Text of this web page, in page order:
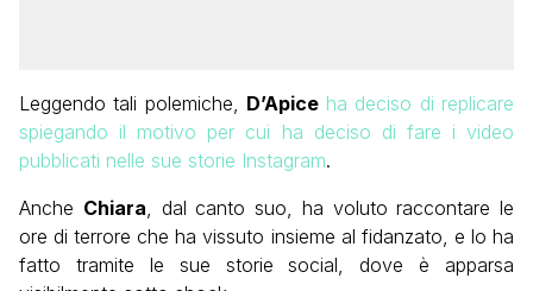
Leggendo tali polemiche, D’Apice ha deciso di replicare
spiegando il motivo per cui ha deciso di fare i video
pubblicati nelle sue storie Instagram.
Anche Chiara , dal canto suo, ha voluto raccontare le
ore di terrore che ha vissuto insieme al fidanzato, e lo ha
fatto tramite le sue storie social, dove è apparsa